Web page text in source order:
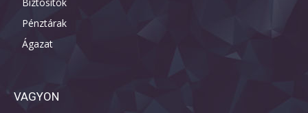
Pénztárak
Ágazat
VAGYON